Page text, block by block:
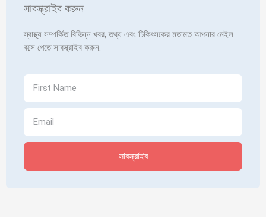
সাবস্ক্রাইব করুন
স্বাস্থ্য সম্পর্কিত বিভিন্ন খবর, তথ্য এবং চিকিৎসকের মতামত আপনার মেইল
বক্সে পেতে সাবস্ক্রাইব করুন.
সাবস্ক্রাইব